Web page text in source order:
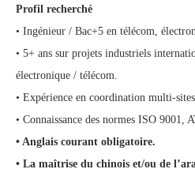
Profil recherché
• Ingénieur / Bac+5 en télécom,
• 5+ ans sur projets industriels
électronique / télécom.
• Expérience en coordination multi-
• Connaissance des normes ISO 9001,
• Anglais courant obligatoire.
• La maîtrise du chinois et/ou de